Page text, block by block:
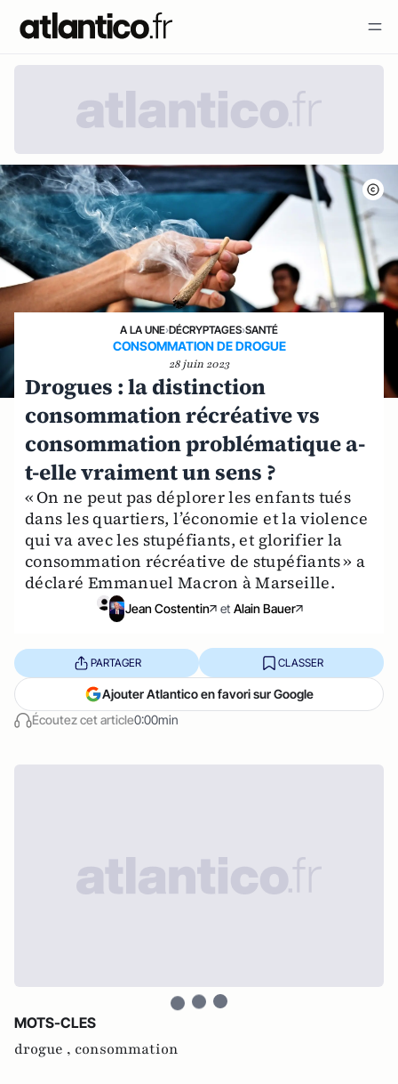
A LA UNE›DÉCRYPTAGES›SANTÉ
CONSOMMATION DE DROGUE
28 juin 2023
Drogues : la distinction
consommation récréative vs
consommation problématique a-
t-elle vraiment un sens ?
« On ne peut pas déplorer les enfants tués
dans les quartiers, l’économie et la violence
qui va avec les stupéfiants, et glorifier la
consommation récréative de stupéfiants » a
déclaré Emmanuel Macron à Marseille.
Jean Costentin et Alain Bauer
Écoutez cet article0:00min
PARTAGER CLASSER
Ajouter Atlantico en favori sur Google
MOTS-CLES
drogue , consommation